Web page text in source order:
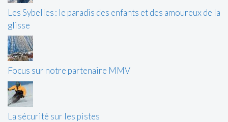
Les Sybelles : le paradis des enfants et des amoureux de la
glisse
Focus sur notre partenaire MMV
La sécurité sur les pistes